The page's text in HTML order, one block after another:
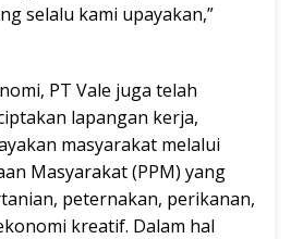
selalu kami upayakan,”
PT Vale juga telah
lapangan kerja,
masyarakat melalui
Masyarakat (PPM) yang
peternakan, perikanan,
kreatif. Dalam hal